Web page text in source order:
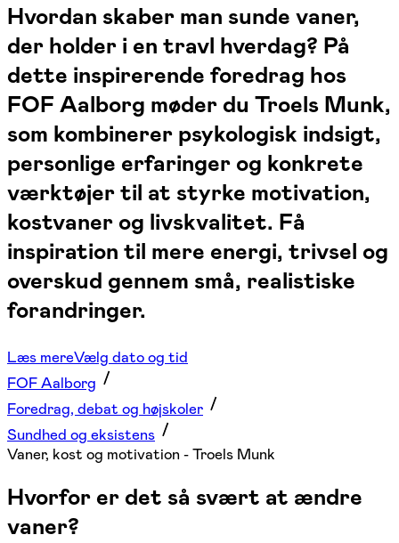
Hvordan skaber man sunde vaner,
der holder i en travl hverdag? På
dette inspirerende foredrag hos
FOF Aalborg møder du Troels Munk,
som kombinerer psykologisk indsigt,
personlige erfaringer og konkrete
værktøjer til at styrke motivation,
kostvaner og livskvalitet. Få
inspiration til mere energi, trivsel og
overskud gennem små, realistiske
forandringer.
Læs mereVælg dato og tid
FOF Aalborg
Foredrag, debat og højskoler
Sundhed og eksistens
Vaner, kost og motivation - Troels Munk
Hvorfor er det så svært at ændre
vaner?